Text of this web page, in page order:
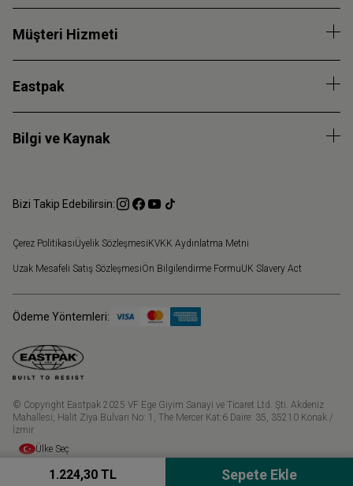
1.224,30 TL Sepete Ekle
Müşteri Hizmeti
Eastpak
Bilgi ve Kaynak
Bizi Takip Edebilirsin:
Çerez PolitikasıÜyelik SözleşmesiKVKK Aydınlatma Metni
Uzak Mesafeli Satış SözleşmesiÖn Bilgilendirme FormuUK Slavery Act
Ödeme Yöntemleri:
© Copyright Eastpak 2025 VF Ege Giyim Sanayi ve Ticaret Ltd. Şti. Akdeniz
Mahallesi, Halit Ziya Bulvarı No: 1, The Mercer Kat:6 Daire: 35, 35210 Konak /
İzmir
Ülke Seç